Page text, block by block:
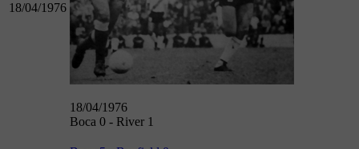
18/04/1976
18/04/1976
Boca 0 - River 1